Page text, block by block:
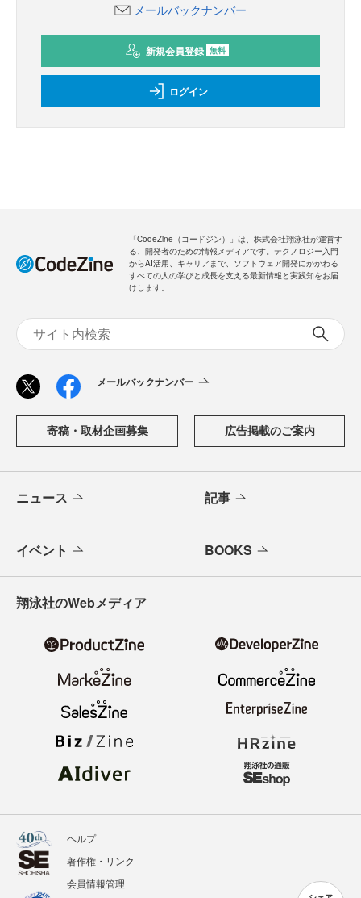
メールバックナンバー
新規会員登録 無料
ログイン
「CodeZine（コードジン）」は、株式会社翔泳社が運営す
る、開発者のための情報メディアです。テクノロジー入門
からAI活用、キャリアまで、ソフトウェア開発にかかわる
すべての人の学びと成長を支える最新情報と実践知をお届
けします。
メールバックナンバー
寄稿・取材企画募集 広告掲載のご案内
ニュース 記事
イベント BOOKS
翔泳社のWebメディア
ヘルプ
著作権・リンク
会員情報管理